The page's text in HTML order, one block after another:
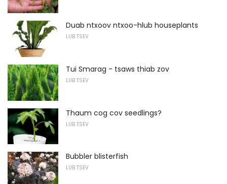
Duab ntxoov ntxoo-hlub houseplants
LUB TSEV
Tui Smarag - tsaws thiab zov
LUB TSEV
Thaum cog cov seedlings?
LUB TSEV
Bubbler blisterfish
LUB TSEV